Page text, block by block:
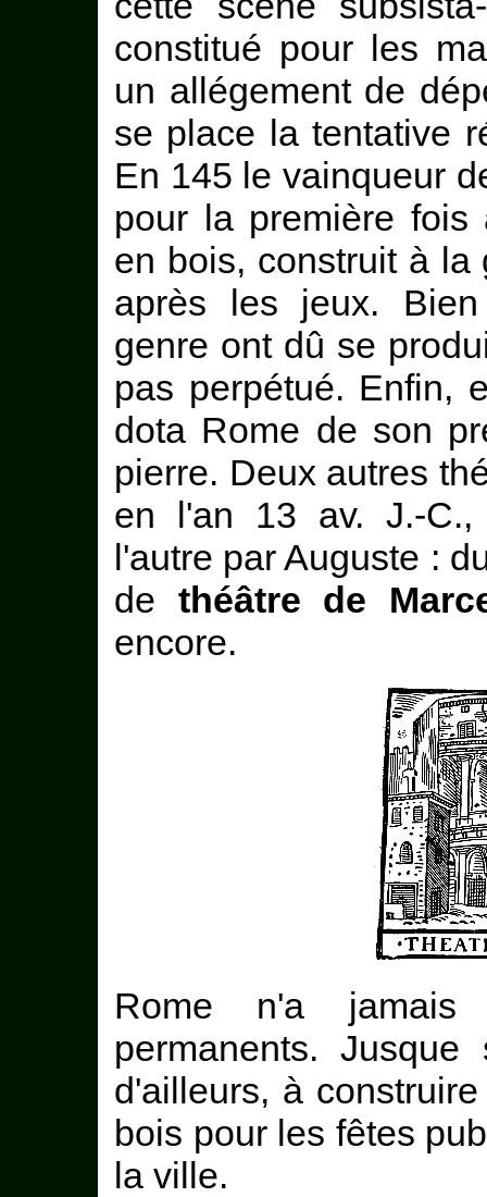
constitué pour les
un allégement de
se place la tentative
En 145 le vainqueur
pour la première
en bois, construit à la
après les jeux.
genre ont dû se
pas perpétué. Enfin,
dota Rome de son
pierre. Deux autres
en l'an 13 av. J.-C.,
l'autre par Auguste :
de théâtre de
encore.
Rome n'a jamais
permanents.
d'ailleurs, à
bois pour les fêtes
la ville.